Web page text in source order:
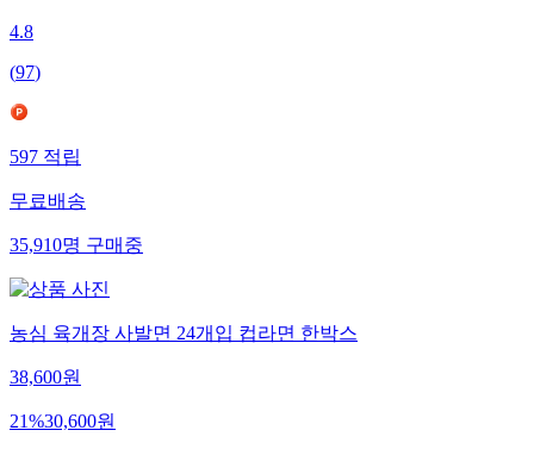
4.8
(97)
597 적립
무료배송
35,910명 구매중
농심 육개장 사발면 24개입 컵라면 한박스
38,600원
21%30,600원